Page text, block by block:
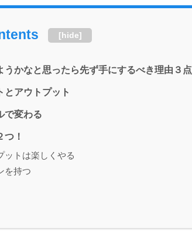
[hide]
うかなと思ったら先ず手にするべき理由３点
とアウトプット
で変わる
つ！
ットは楽しくやる
を持つ